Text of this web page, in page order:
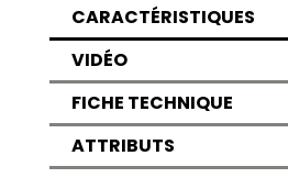
CARACTÉRISTIQUES
VIDÉO
FICHE TECHNIQUE
ATTRIBUTS